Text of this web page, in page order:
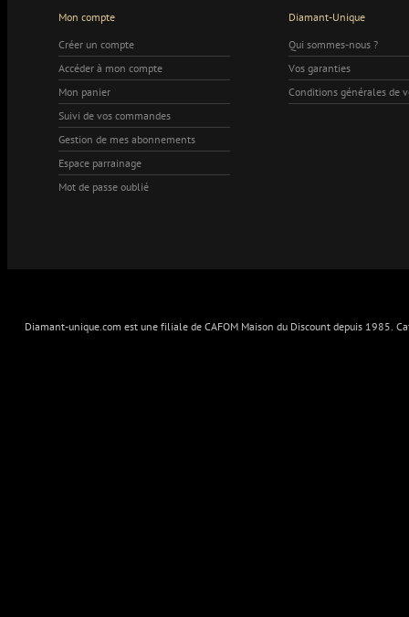
Mon compte
Créer un compte
Accéder à mon compte
Mon panier
Suivi de vos commandes
Gestion de mes abonnements
Espace parrainage
Mot de passe oublié
Diamant-Unique
Qui sommes-nous ?
Vos garanties
Conditions générales de
Diamant-unique.com est une filiale de CAFOM Maison du Discount depuis 1985.